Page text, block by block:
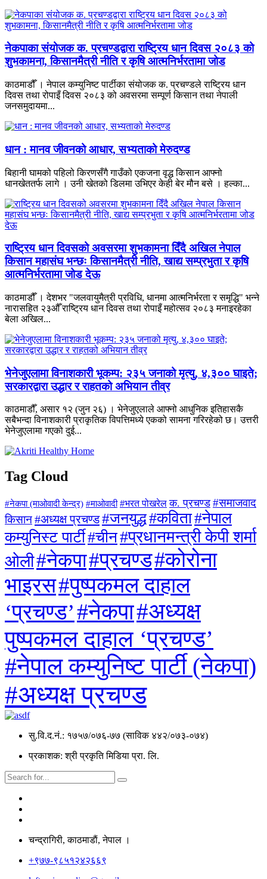
नेकपाका संयोजक क. प्रचण्डद्वारा राष्ट्रिय धान दिवस २०८३ को
शुभकामना, किसानमैत्री नीति र कृषि आत्मनिर्भरतामा जोड
काठमाडौँ । नेपाल कम्युनिष्ट पार्टीका संयोजक क. प्रचण्डले राष्ट्रिय धान
दिवस तथा रोपाइँ दिवस २०८३ को अवसरमा सम्पूर्ण किसान तथा नेपाली
जनसमुदायमा...
धान : मानव जीवनको आधार, सभ्यताको मेरुदण्ड
बिहानी घामको पहिलो किरणसँगै गाउँको एकजना वृद्ध किसान आफ्नो
धानखेततर्फ लागे । उनी खेतको डिलमा उभिएर केही बेर मौन बसे । हल्का...
राष्ट्रिय धान दिवसको अवसरमा शुभकामना दिँदै अखिल नेपाल
किसान महासंघ भन्छः किसानमैत्री नीति, खाद्य सम्प्रभुता र कृषि
आत्मनिर्भरतामा जोड देऊ
काठमाडौँ । देशभर "जलवायुमैत्री प्रविधि, धानमा आत्मनिर्भरता र समृद्धि" भन्ने
नारासहित २३औँ राष्ट्रिय धान दिवस तथा रोपाइँ महोत्सव २०८३ मनाइरहेका
बेला अखिल...
भेनेजुएलामा विनाशकारी भूकम्प: २३५ जनाको मृत्यु, ४,३०० घाइते;
सरकारद्वारा उद्धार र राहतको अभियान तीव्र
काठमाडौँ, असार १२ (जुन २६) । भेनेजुएलाले आफ्नो आधुनिक इतिहासकै
सबैभन्दा विनाशकारी प्राकृतिक विपत्तिमध्ये एकको सामना गरिरहेको छ। उत्तरी
भेनेजुएलामा गएको दुई...
Tag Cloud
#नेकपा (माओवादी केन्द्र) #माओवादी #भरत पोखरेल क. प्रचण्ड #समाजवाद
किसान#अध्यक्ष प्रचण्ड#जनयुद्ध#कविता#नेपाल
कम्युनिस्ट पार्टी#चीन#प्रधानमन्त्री केपी शर्मा
ओली#नेकपा#प्रचण्ड#कोरोना
भाइरस#पुष्पकमल दाहाल
‘प्रचण्ड’#नेकपा#अध्यक्ष
पुष्पकमल दाहाल ‘प्रचण्ड’
#नेपाल कम्युनिष्ट पार्टी (नेकपा)
#अध्यक्ष प्रचण्ड
सु.वि.द.नं.: १७५७/०७६-७७ (साविक ४४२/०७३-०७४)
प्रकाशक: श्री प्रकृति मिडिया प्रा. लि.
चन्द्रागिरी, काठमाडाैं, नेपाल ।
+९७७-९८५१२४२६६९